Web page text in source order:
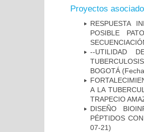
Proyectos
RESPUESTA
POSIBLE
--UTILIDAD
BOGOTÁ
A LA
TRAPECIO
DISEÑO
PÉPTIDOS
07-21)